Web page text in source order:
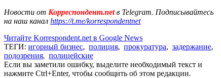
Новости от Корреспондент.netв Telegram. Подписывайтесь
на наш канал https://t.me/korrespondentnet
Читайте Korrespondent.net в Google News
ТЕГИ: игорный бизнес, полиция, прокуратура, задержание,
подозрения, полицейские
Если вы заметили ошибку, выделите необходимый текст и
нажмите Ctrl+Enter, чтобы сообщить об этом редакции.